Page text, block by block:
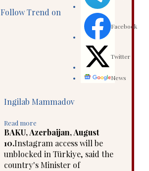
Follow Trend on
Facebook
Twitter
News
Ingilab Mammadov
Read more
BAKU, Azerbaijan, August
10.Instagram access will be
unblocked in Türkiye, said the
country's Minister of